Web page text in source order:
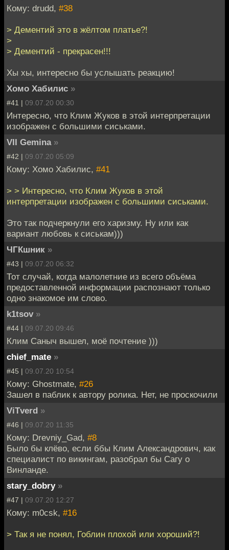
Кому: drudd, #38
> Дементий это в жёлтом платье?!
>
> Дементий - прекрасен!!!
Хы хы, интересно бы услышать реакцию!
Хомо Хабилис »
#41 | 09.07.20 00:30
Интересно, что Клим Жуков в этой интерпретации
изображен с большими сиськами.
VII Gemina »
#42 | 09.07.20 05:09
Кому: Хомо Хабилис, #41
> > Интересно, что Клим Жуков в этой
интерпретации изображен с большими сиськами.
Это так подчеркнули его харизму. Ну или как
вариант любовь к сиськам)))
ЧГКшник »
#43 | 09.07.20 06:32
Тот случай, когда малолетние из всего объёма
предоставленной информации распознают только
одно знакомое им слово.
k1tsov »
#44 | 09.07.20 09:46
Клим Саныч вышел, моё почтение )))
chief_mate »
#45 | 09.07.20 10:54
Кому: Ghostmate, #26
Зашел в паблик к автору ролика. Нет, не проскочили
ViTverd »
#46 | 09.07.20 11:35
Кому: Drevniy_Gad, #8
Было бы клёво, если ббы Клим Александрович, как
специалист по викингам, разобрал бы Сагу о
Винланде.
stary_dobry »
#47 | 09.07.20 12:27
Кому: m0csk, #16
> Так я не понял, Гоблин плохой или хороший?!